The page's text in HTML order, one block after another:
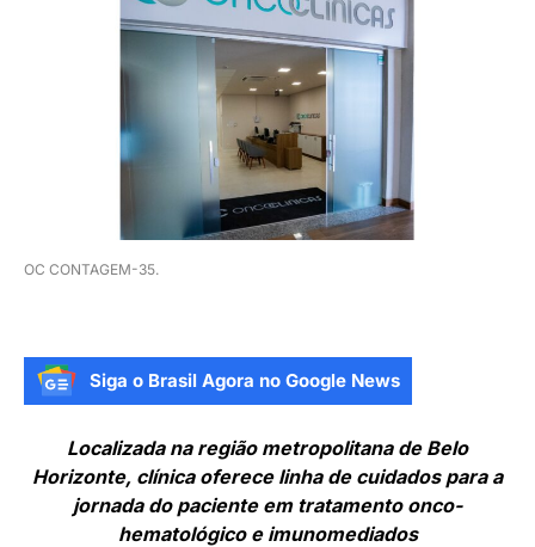
OC CONTAGEM-35.
Siga o Brasil Agora no Google News
Localizada na região metropolitana de Belo
Horizonte, clínica oferece linha de cuidados para a
jornada do paciente em tratamento onco-
hematológico e imunomediados